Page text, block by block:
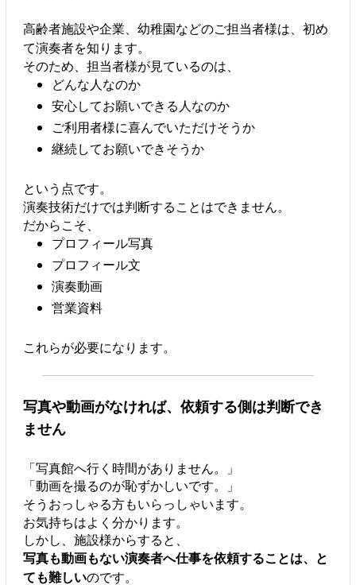
高齢者施設や企業、幼稚園などのご担当者様は、初め
て演奏者を知ります。
そのため、担当者様が見ているのは、
どんな人なのか
安心してお願いできる人なのか
ご利用者様に喜んでいただけそうか
継続してお願いできそうか
という点です。
演奏技術だけでは判断することはできません。
だからこそ、
プロフィール写真
プロフィール文
演奏動画
営業資料
これらが必要になります。
写真や動画がなければ、依頼する側は判断でき
ません
「写真館へ行く時間がありません。」
「動画を撮るのが恥ずかしいです。」
そうおっしゃる方もいらっしゃいます。
お気持ちはよく分かります。
しかし、施設様からすると、
写真も動画もない演奏者へ仕事を依頼することは、と
ても難しいのです。